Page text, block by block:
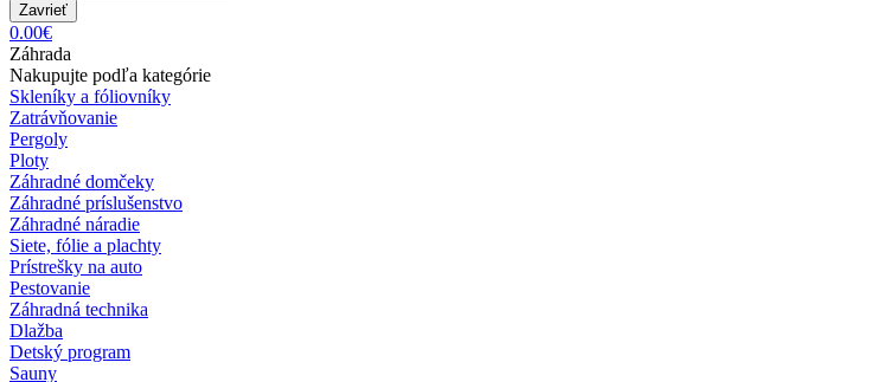
Zavrieť
0.00€
Záhrada
Nakupujte podľa kategórie
Skleníky a fóliovníky
Zatrávňovanie
Pergoly
Ploty
Záhradné domčeky
Záhradné príslušenstvo
Záhradné náradie
Siete, fólie a plachty
Prístrešky na auto
Pestovanie
Záhradná technika
Dlažba
Detský program
Sauny